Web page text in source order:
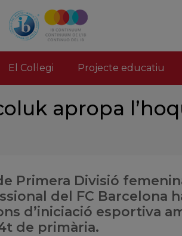
El Col·legi Projecte educatiu
apropa
Primera Divisió
del FC Barcelona
d’iniciació esportiva
de primària.